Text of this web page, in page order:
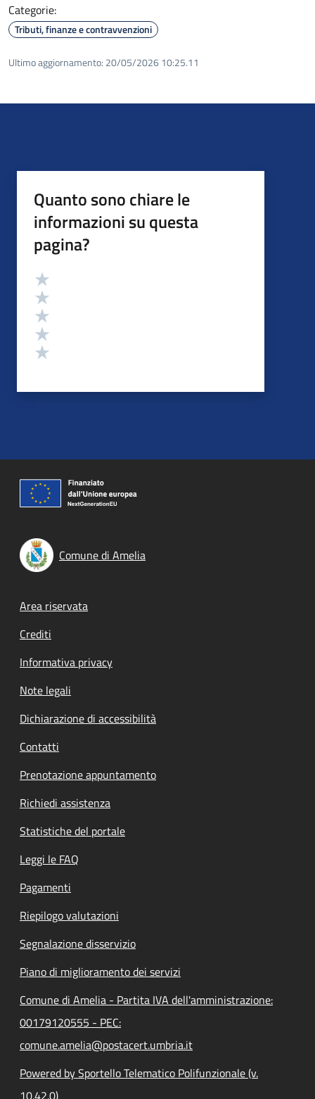
Categorie:
Tributi, finanze e contravvenzioni
Ultimo aggiornamento: 20/05/2026 10:25.11
Quanto sono chiare le
informazioni su questa
pagina?
Valutazione
Comune di Amelia
Footer menu
Area riservata
Crediti
Informativa privacy
Note legali
Dichiarazione di accessibilità
Contatti
Prenotazione appuntamento
Richiedi assistenza
Statistiche del portale
Leggi le FAQ
Pagamenti
Riepilogo valutazioni
Segnalazione disservizio
Piano di miglioramento dei servizi
Comune di Amelia - Partita IVA dell'amministrazione:
00179120555 - PEC:
comune.amelia@postacert.umbria.it
Powered by Sportello Telematico Polifunzionale (v.
10.42.0)